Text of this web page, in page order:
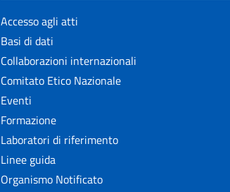
Accesso agli atti
Basi di dati
Collaborazioni internazionali
Comitato Etico Nazionale
Eventi
Formazione
Laboratori di riferimento
Linee guida
Organismo Notificato